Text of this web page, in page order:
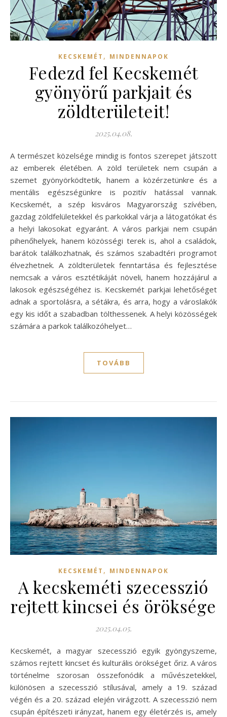
KECSKEMÉT , MINDENNAPOK
Fedezd fel Kecskemét
gyönyörű parkjait és
zöldterületeit!
2025.04.08.
A természet közelsége mindig is fontos szerepet játszott
az emberek életében. A zöld területek nem csupán a
szemet gyönyörködtetik, hanem a közérzetünkre és a
mentális egészségünkre is pozitív hatással vannak.
Kecskemét, a szép kisváros Magyarország szívében,
gazdag zöldfelületekkel és parkokkal várja a látogatókat és
a helyi lakosokat egyaránt. A város parkjai nem csupán
pihenőhelyek, hanem közösségi terek is, ahol a családok,
barátok találkozhatnak, és számos szabadtéri programot
élvezhetnek. A zöldterületek fenntartása és fejlesztése
nemcsak a város esztétikáját növeli, hanem hozzájárul a
lakosok egészségéhez is. Kecskemét parkjai lehetőséget
adnak a sportolásra, a sétákra, és arra, hogy a városlakók
egy kis időt a szabadban tölthessenek. A helyi közösségek
számára a parkok találkozóhelyet…
TOVÁBB
KECSKEMÉT , MINDENNAPOK
A kecskeméti szecesszió
rejtett kincsei és öröksége
2025.04.05.
Kecskemét, a magyar szecesszió egyik gyöngyszeme,
számos rejtett kincset és kulturális örökséget őriz. A város
történelme szorosan összefonódik a művészetekkel,
különösen a szecesszió stílusával, amely a 19. század
végén és a 20. század elején virágzott. A szecesszió nem
csupán építészeti irányzat, hanem egy életérzés is, amely